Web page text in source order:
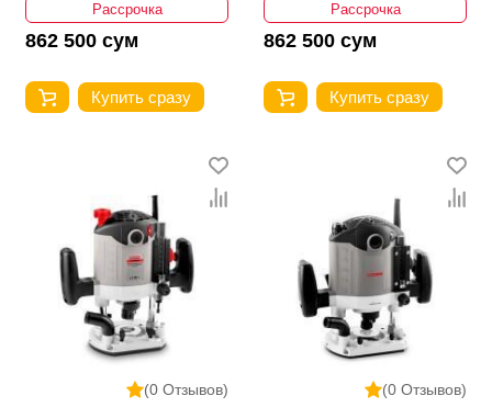
Рассрочка
862 500 сум
Купить сразу
Рассрочка
862 500 сум
Купить сразу
(0 Отзывов)
(0 Отзывов)